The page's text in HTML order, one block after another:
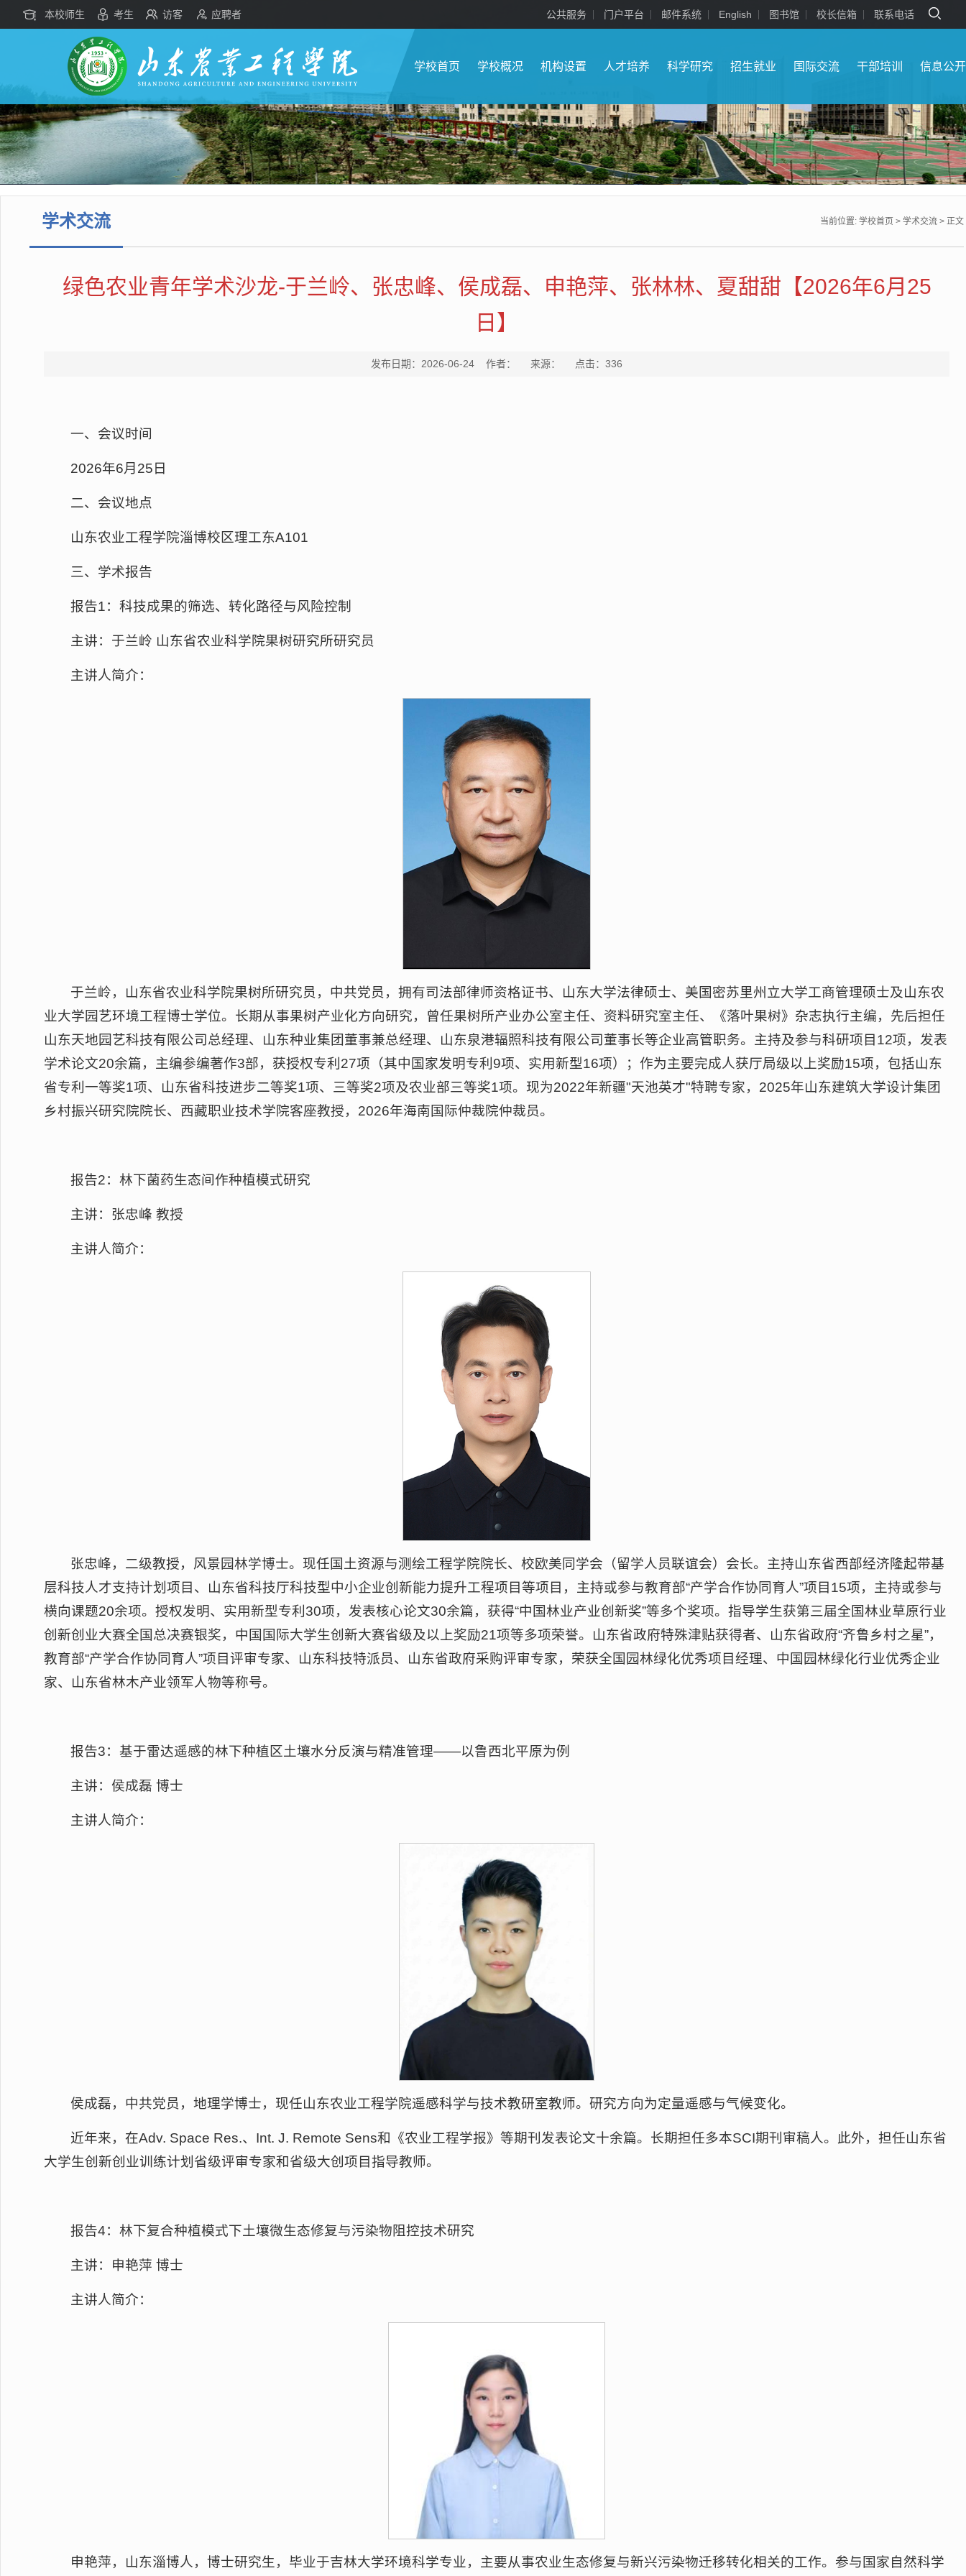
本校师生 考生 访客 应聘者 公共服务 门户平台 邮件系统 English 图书馆 校长信箱 联系电话
学校首页 学校概况 机构设置 人才培养 科学研究 招生就业 国际交流 干部培训 信息公开
学术交流 当前位置: 学校首页 > 学术交流 > 正文
绿色农业青年学术沙龙-于兰岭、张忠峰、侯成磊、申艳萍、张林林、夏甜甜【2026年6月25
日】
发布日期：2026-06-24 作者： 来源： 点击： 336
一、会议时间
2026年6月25日
二、会议地点
山东农业工程学院淄博校区理工东A101
三、学术报告
报告1：科技成果的筛选、转化路径与风险控制
主讲：于兰岭 山东省农业科学院果树研究所研究员
主讲人简介：
于兰岭，山东省农业科学院果树所研究员，中共党员，拥有司法部律师资格证书、山东大学法律硕士、美国密苏里州立大学工商管理硕士及山东农
业大学园艺环境工程博士学位。长期从事果树产业化方向研究，曾任果树所产业办公室主任、资料研究室主任、《落叶果树》杂志执行主编，先后担任
山东天地园艺科技有限公司总经理、山东种业集团董事兼总经理、山东泉港辐照科技有限公司董事长等企业高管职务。主持及参与科研项目12项，发表
学术论文20余篇，主编参编著作3部，获授权专利27项（其中国家发明专利9项、实用新型16项）；作为主要完成人获厅局级以上奖励15项，包括山东
省专利一等奖1项、山东省科技进步二等奖1项、三等奖2项及农业部三等奖1项。现为2022年新疆"天池英才"特聘专家，2025年山东建筑大学设计集团
乡村振兴研究院院长、西藏职业技术学院客座教授，2026年海南国际仲裁院仲裁员。
报告2：林下菌药生态间作种植模式研究
主讲：张忠峰 教授
主讲人简介：
张忠峰，二级教授，风景园林学博士。现任国土资源与测绘工程学院院长、校欧美同学会（留学人员联谊会）会长。主持山东省西部经济隆起带基
层科技人才支持计划项目、山东省科技厅科技型中小企业创新能力提升工程项目等项目，主持或参与教育部“产学合作协同育人”项目15项，主持或参与
横向课题20余项。授权发明、实用新型专利30项，发表核心论文30余篇，获得“中国林业产业创新奖”等多个奖项。指导学生获第三届全国林业草原行业
创新创业大赛全国总决赛银奖，中国国际大学生创新大赛省级及以上奖励21项等多项荣誉。山东省政府特殊津贴获得者、山东省政府“齐鲁乡村之星”，
教育部“产学合作协同育人”项目评审专家、山东科技特派员、山东省政府采购评审专家，荣获全国园林绿化优秀项目经理、中国园林绿化行业优秀企业
家、山东省林木产业领军人物等称号。
报告3：基于雷达遥感的林下种植区土壤水分反演与精准管理——以鲁西北平原为例
主讲：侯成磊 博士
主讲人简介：
侯成磊，中共党员，地理学博士，现任山东农业工程学院遥感科学与技术教研室教师。研究方向为定量遥感与气候变化。
近年来，在Adv. Space Res.、Int. J. Remote Sens和《农业工程学报》等期刊发表论文十余篇。长期担任多本SCI期刊审稿人。此外，担任山东省
大学生创新创业训练计划省级评审专家和省级大创项目指导教师。
报告4：林下复合种植模式下土壤微生态修复与污染物阻控技术研究
主讲：申艳萍 博士
主讲人简介：
申艳萍，山东淄博人，博士研究生，毕业于吉林大学环境科学专业，主要从事农业生态修复与新兴污染物迁移转化相关的工作。参与国家自然科学